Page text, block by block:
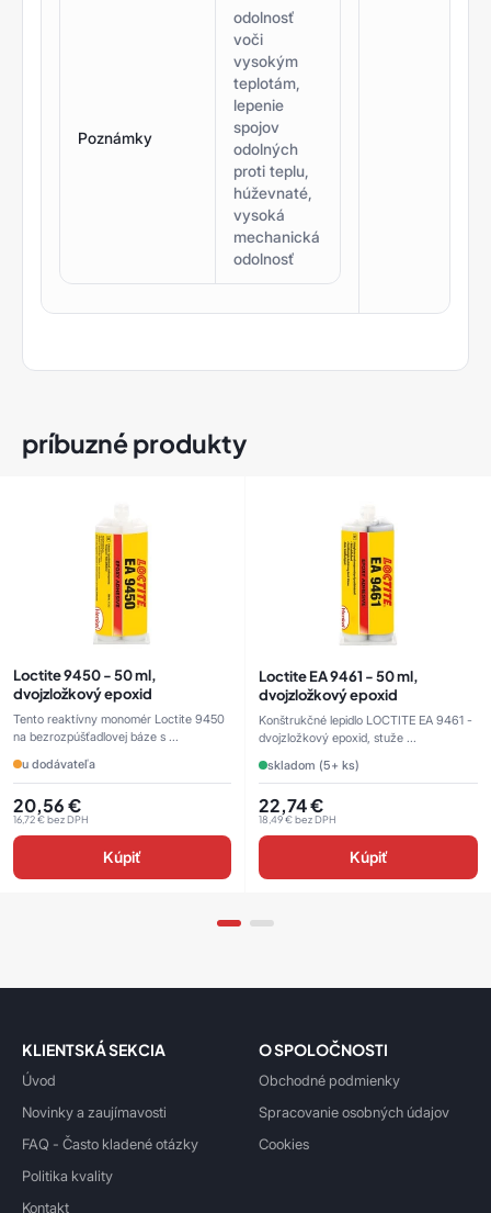
Poznámky
odolnosť
voči
vysokým
teplotám,
lepenie
spojov
odolných
proti teplu,
húževnaté,
vysoká
mechanická
odolnosť
príbuzné produkty
Loctite 9450 - 50 ml,
dvojzložkový epoxid
Tento reaktívny monomér Loctite 9450
na bezrozpúšťadlovej báze s ...
u dodávateľa
20,56€
16,72€bez DPH
Kúpiť
Loctite EA 9461 - 50 ml,
dvojzložkový epoxid
Konštrukčné lepidlo LOCTITE EA 9461 -
dvojzložkový epoxid, stuže ...
skladom (5+ ks)
22,74€
18,49€bez DPH
Kúpiť
KLIENTSKÁ SEKCIA
Úvod
Novinky a zaujímavosti
FAQ - Často kladené otázky
Politika kvality
Kontakt
O SPOLOČNOSTI
Obchodné podmienky
Spracovanie osobných údajov
Cookies